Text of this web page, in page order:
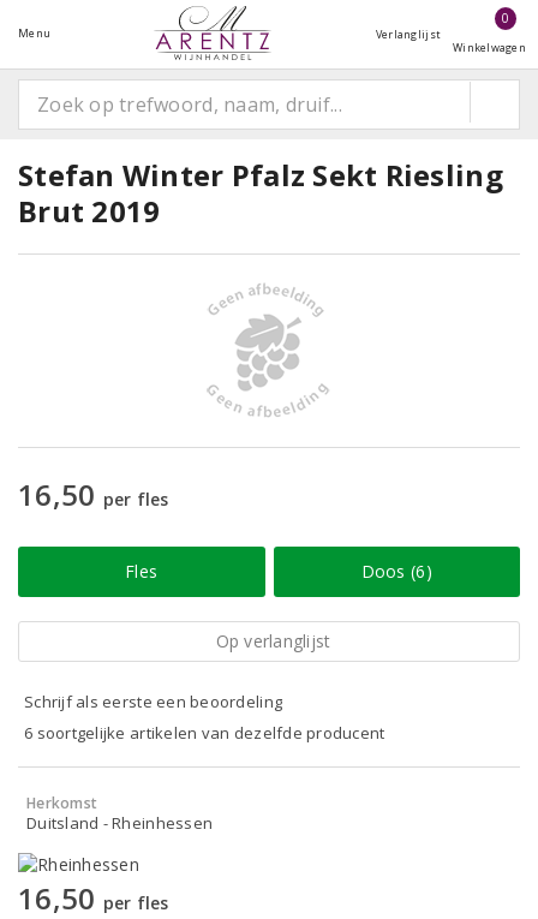
Menu Verlanglijst
0
Winkelwagen
Stefan Winter Pfalz Sekt Riesling
Brut 2019
16,50 per fles
Fles Doos (6)
Op verlanglijst
Schrijf als eerste een beoordeling
6 soortgelijke artikelen van dezelfde producent
Herkomst
Duitsland - Rheinhessen
16,50 per fles